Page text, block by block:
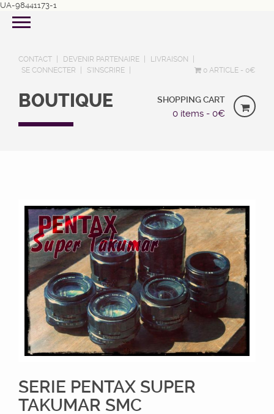
UA-98441173-1
CONTACT DEVENIR PARTENAIRE
LIVRAISON
SE CONNECTER
S’INSCRIRE 0 ARTICLE 0€
BOUTIQUE SHOPPING CART
0 items - 0€
SERIE PENTAX SUPER
TAKUMAR SMC